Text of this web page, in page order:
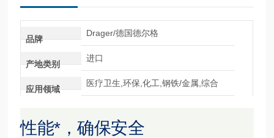
品牌
Drager/德国德尔格
产地类别
进口
应用领域
医疗卫生,环保,化工,钢铁/金属,综合
性能*，确保安全